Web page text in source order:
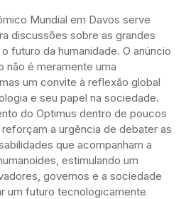
Mundial em Davos serve
discussões sobre as grandes
futuro da humanidade. O anúncio
é meramente uma
um convite à reflexão global
e seu papel na sociedade.
do Optimus dentro de poucos
a urgência de debater as
que acompanham a
estimulando um
governos e a sociedade
um futuro tecnologicamente